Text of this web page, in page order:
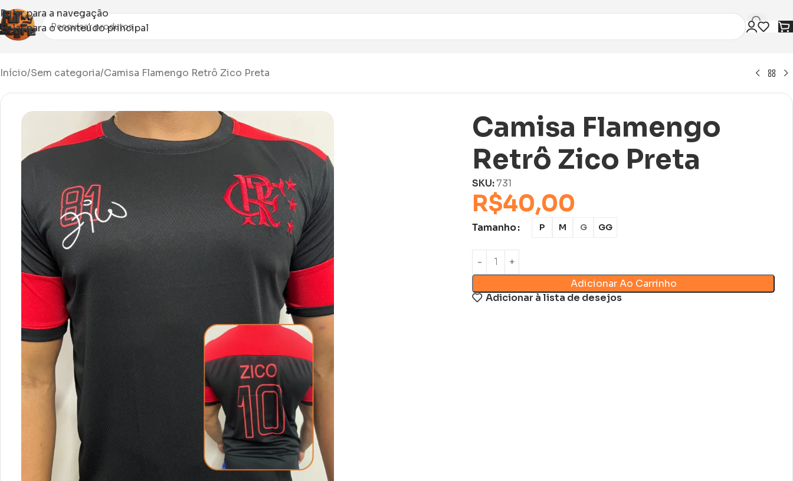
Pular para a navegação
Pular para o conteúdo principal
Início Sem categoria Camisa Flamengo Retrô Zico Preta
Camisa Flamengo
Retrô Zico Preta
SKU:731
R$40,00
Tamanho P M G GG
Adicionar Ao Carrinho
Adicionar à lista de desejos